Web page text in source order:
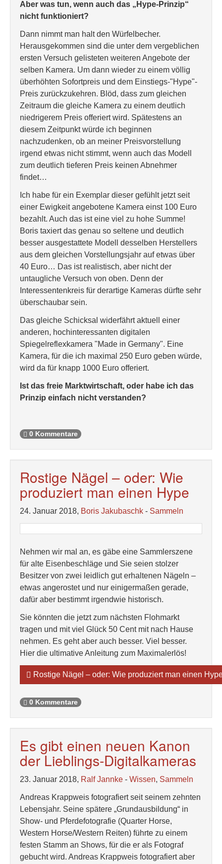
Aber was tun, wenn auch das „Hype-Prinzip“
nicht funktioniert?
Dann nimmt man halt den Würfelbecher.
Herausgekommen sind die unter dem vergeblichen
ersten Versuch gelisteten weiteren Angebote der
selben Kamera. Um dann wieder zu einem völlig
überhöhten Sofortpreis und dem Einstiegs-"Hype"-
Preis zurückzukehren. Blöd, dass zum gleichen
Zeitraum die gleiche Kamera zu einem deutlich
niedrigerem Preis offeriert wird. Spätestens an
diesem Zeitpunkt würde ich beginnen
nachzudenken, ob an meiner Preisvorstellung
irgend etwas nicht stimmt, wenn auch das Modell
zum deutlich tieferen Preis keinen Abnehmer
findet…
Ich habe für ein Exemplar dieser gefühlt jetzt seit
einer Ewigkeit angebotene Kamera einst 100 Euro
bezahlt. Auch das ist eine viel zu hohe Summe!
Boris taxiert das genau so seltene und deutlich
besser ausgestattete Modell desselben Herstellers
aus dem gleichen Vorstellungsjahr auf etwas über
40 Euro… Das ist realistisch, aber nicht der
untaugliche Versuch von oben. Denn der
Interessentenkreis für derartige Kameras dürfte sehr
überschaubar sein.
Das gleiche Schicksal widerfährt aktuell einer
anderen, hochinteressanten digitalen
Spiegelreflexkamera "Made in Germany". Eine
Kamera, für die ich maximal 250 Euro geben würde,
wird da für knapp 1000 Euro offeriert.
Ist das freie Marktwirtschaft, oder habe ich das
Prinzip einfach nicht verstanden?
0 Kommentare
Rostige Nägel – oder: Wie
produziert man einen Hype
24. Januar 2018, Boris Jakubaschk - Sammeln
Nehmen wir mal an, es gäbe eine Sammlerszene
für alte Eisenbeschläge und Sie seien stolzer
Besitzer von zwei leidlich gut erhaltenen Nägeln –
etwas angerostet und nur einigermaßen gerade,
dafür aber bestimmt irgendwie historisch.
Sie könnten die jetzt zum nächsten Flohmarkt
tragen und mit viel Glück 50 Cent mit nach Hause
nehmen. Es geht aber auch besser. Viel besser.
Hier die ultimative Anleitung zum Maximalerlös!
Rostige Nägel – oder: Wie produziert man einen
0 Kommentare
Es gibt einen neuen Kanon
der Lieblings-Digitalkameras
23. Januar 2018, Ralf Jannke - Wissen, Sammeln
Andreas Krappweis fotografiert seit seinem zehnten
Lebensjahr. Seine spätere „Grundausbildung“ in
Show- und Pferdefotografie (Quarter Horse,
Western Horse/Western Reiten) führte zu einem
festen Stamm an Shows, für die er als Fotograf
gebucht wird. Andreas Krappweis fotografiert aber